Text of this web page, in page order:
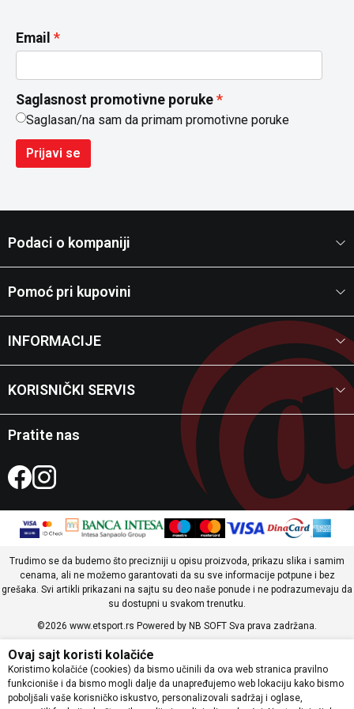
Email
Saglasnost promotivne poruke
Saglasan/na sam da primam promotivne poruke
Prijavi se
Podaci o kompaniji
Pomoć pri kupovini
INFORMACIJE
KORISNIČKI SERVIS
Pratite nas
Trudimo se da budemo što precizniji u opisu proizvoda, prikazu slika i samim
cenama, ali ne možemo garantovati da su sve informacije potpune i bez
grešaka. Svi artikli prikazani na sajtu su deo naše ponude i ne podrazumevaju da
su dostupni u svakom trenutku.
©2026 www.etsport.rs Powered by NB SOFT Sva prava zadržana.
Ovaj sajt koristi kolačiće
Koristimo kolačiće (cookies) da bismo učinili da ova web stranica pravilno
funkcioniše i da bismo mogli dalje da unapređujemo web lokaciju kako bismo
poboljšali vaše korisničko iskustvo, personalizovali sadržaj i oglase,